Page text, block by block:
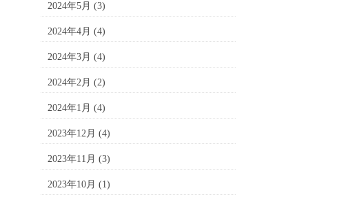
2024年5月 (3)
2024年4月 (4)
2024年3月 (4)
2024年2月 (2)
2024年1月 (4)
2023年12月 (4)
2023年11月 (3)
2023年10月 (1)